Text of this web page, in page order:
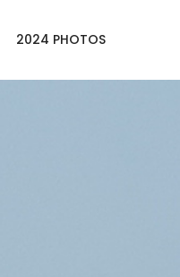
2024 PHOTOS